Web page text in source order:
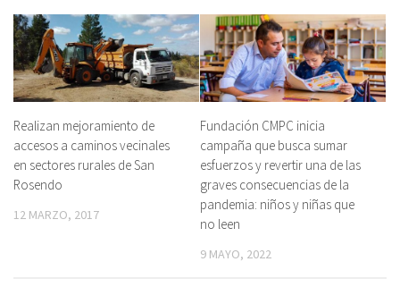
Realizan mejoramiento de
accesos a caminos vecinales
en sectores rurales de San
Rosendo
12 MARZO, 2017
Fundación CMPC inicia
campaña que busca sumar
esfuerzos y revertir una de las
graves consecuencias de la
pandemia: niños y niñas que
no leen
9 MAYO, 2022